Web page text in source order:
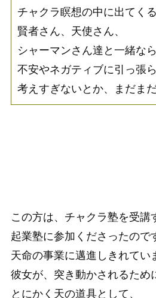
チャクラ瞑想の中に出てく
賢者さん、天使さん、
シャーマンさん達と一緒な
不安やネガティブに引っ張
考えすぎないとか、まだま
この方は、チャクラ塾を受講
起業塾に参加くださったので
天命の事業に邁進しきれてい
彼女が、突き動かされるため
とにかく天の道具として、